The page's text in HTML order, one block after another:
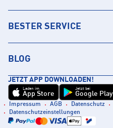
BESTER SERVICE
BLOG
JETZT APP DOWNLOADEN!
Laden im
App Store
Jetzt bei
Google Play
Impressum AGB Datenschutz
Datenschutzeinstellungen